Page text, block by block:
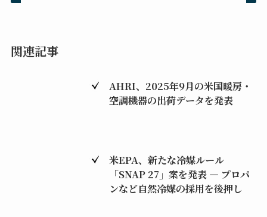
関連記事
AHRI、2025年9月の米国暖房・
空調機器の出荷データを発表
米EPA、新たな冷媒ルール
「SNAP 27」案を発表 ― プロパ
ンなど自然冷媒の採用を後押し